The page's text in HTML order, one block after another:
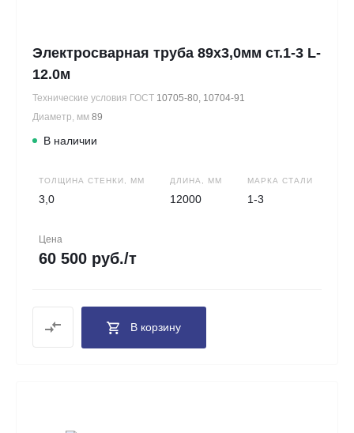
Электросварная труба 89х3,0мм ст.1-3 L-
12.0м
Технические условия ГОСТ 10705-80, 10704-91
Диаметр, мм 89
В наличии
ТОЛЩИНА СТЕНКИ, ММ
3,0
ДЛИНА, ММ
12000
МАРКА СТАЛИ
1-3
Цена
60 500 руб./т
В корзину